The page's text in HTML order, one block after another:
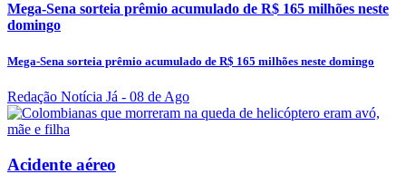
Mega-Sena sorteia prêmio acumulado de R$ 165 milhões neste
domingo
Mega-Sena sorteia prêmio acumulado de R$ 165 milhões neste domingo
Redação Notícia Já - 08 de Ago
Acidente aéreo